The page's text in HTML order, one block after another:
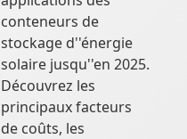
conteneurs de
stockage d''énergie
solaire jusqu''en 2025.
Découvrez les
principaux facteurs
de coûts, les